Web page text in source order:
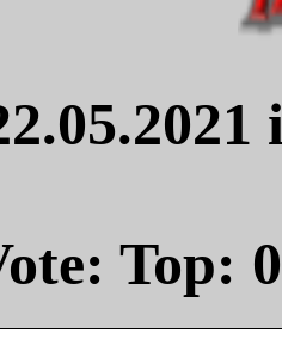
Top: 0